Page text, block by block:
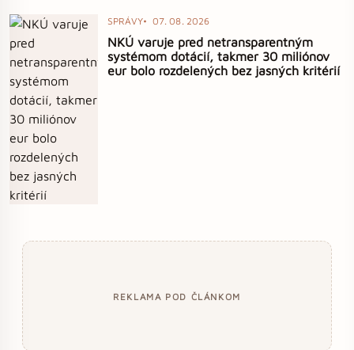
SPRÁVY 07. 08. 2026
NKÚ varuje pred netransparentným
systémom dotácií, takmer 30 miliónov
eur bolo rozdelených bez jasných kritérií
REKLAMA POD ČLÁNKOM